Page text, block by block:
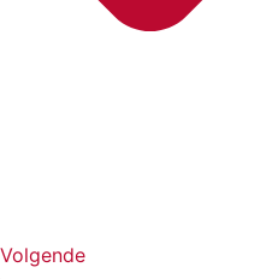
Volgende